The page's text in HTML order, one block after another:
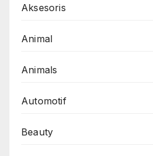
Aksesoris
Animal
Animals
Automotif
Beauty